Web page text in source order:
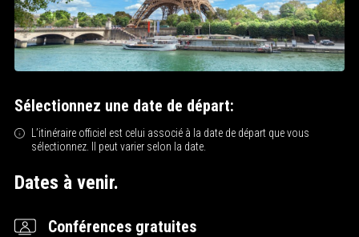
Sélectionnez une date de départ:
L’itinéraire officiel est celui associé à la date de départ que vous
sélectionnez. Il peut varier selon la date.
Dates à venir.
Conférences gratuites